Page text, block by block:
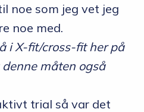
noe som jeg vet jeg
noe med.
i X-fit/cross-fit her på
måten også
trial så var det